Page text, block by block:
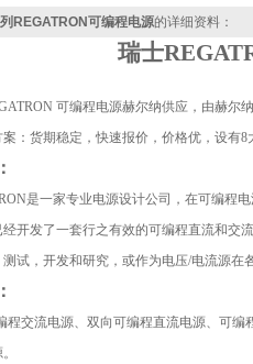
REGATRON可编程电源的详细资料：
瑞士
可编程电源赫尔纳供应，由赫尔
：货期稳定，快速报价，价格优，设有8
是一家专业电源设计公司，在可编程
开发了一套行之有效的可编程直流和交
测试，开发和研究，或作为电压/电流源在
程交流电源、双向可编程直流电源、可